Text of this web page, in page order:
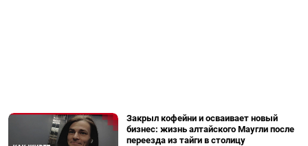
Закрыл кофейни и осваивает новый
бизнес: жизнь алтайского Маугли после
переезда из тайги в столицу